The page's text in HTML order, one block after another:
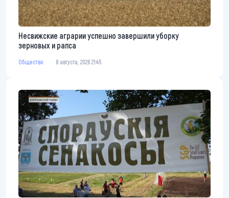
Несвижские аграрии успешно завершили уборку
зерновых и рапса
Общество 8 августа, 2026 21:45